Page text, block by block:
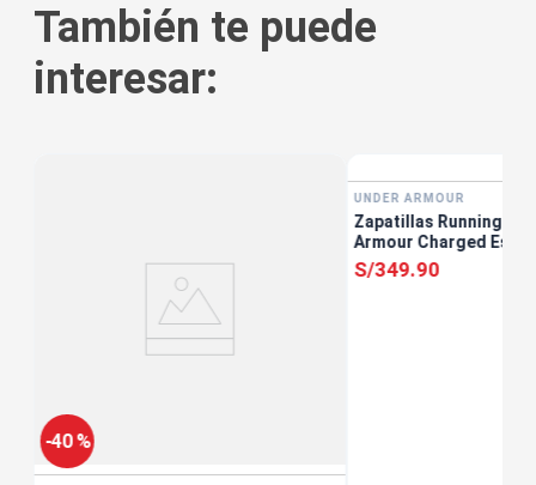
También te puede
interesar:
-40 %
UNDER ARMOUR
Zapatillas Running
Armour Charged
S/349.90